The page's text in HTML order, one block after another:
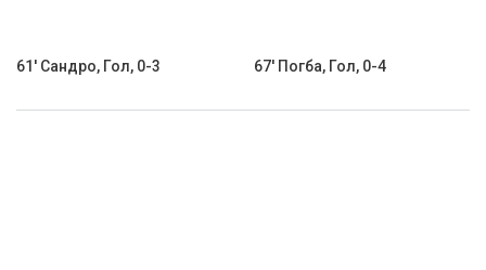
61' Сандро, Гол, 0-3 67' Погба, Гол, 0-4